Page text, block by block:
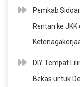
Pemkab
Rentan ke JKK
DIY Tempat
Bekas untuk